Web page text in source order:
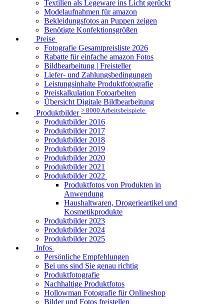
Textilien als Legeware ins Licht gerückt
Modelaufnahmen für amazon
Bekleidungsfotos an Puppen zeigen
Benötigte Konfektionsgrößen
Preise
Fotografie Gesamtpreisliste 2026
Rabatte für einfache amazon Fotos
Bildbearbeitung | Freisteller
Liefer- und Zahlungsbedingungen
Leistungsinhalte Produktfotografie
Preiskalkulation Fotoarbeiten
Übersicht Digitale Bildbearbeitung
Produktbilder > 8000 Arbeitsbeispiele
Produktbilder 2016
Produktbilder 2017
Produktbilder 2018
Produktbilder 2019
Produktbilder 2020
Produktbilder 2021
Produktbilder 2022
Produktfotos von Produkten in
Anwendung
Haushaltwaren, Drogerieartikel und
Kosmetikprodukte
Produktbilder 2023
Produktbilder 2024
Produktbilder 2025
Infos
Persönliche Empfehlungen
Bei uns sind Sie genau richtig
Produktfotografie
Nachhaltige Produktfotos
Hollowman Fotografie für Onlineshop
Bilder und Fotos freistellen